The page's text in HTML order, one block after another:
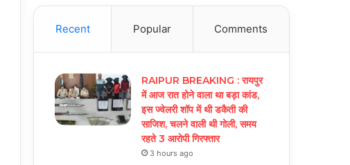
Recent Popular Comments
RAIPUR BREAKING : रायपुर
में आज रात होने वाला था बड़ा कांड,
इस ज्वेलरी शॉप में थी डकैती की
साजिश, चलने वाली थी गोली, समय
रहते 3 आरोपी गिरफ्तार
3 hours ago